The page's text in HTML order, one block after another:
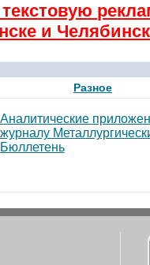
и
Разное
Аналитические
журналу
Бюллетень